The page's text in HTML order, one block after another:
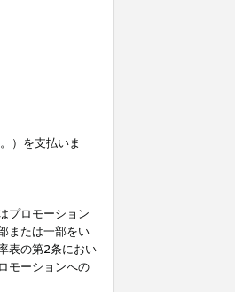
）を支払いま
プロモーション
または一部をい
表の第2条におい
モーションへの